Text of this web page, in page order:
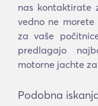
nas kontaktirate
vedno ne
za vaše
predlagajo
motorne jachte
Podobna